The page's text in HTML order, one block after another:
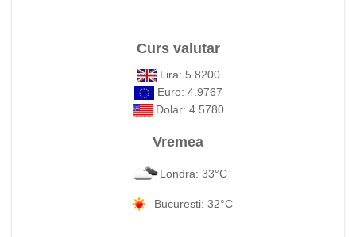
Curs valutar
Lira: 5.8200
Euro: 4.9767
Dolar: 4.5780
Vremea
Londra: 33°C
Bucuresti: 32°C